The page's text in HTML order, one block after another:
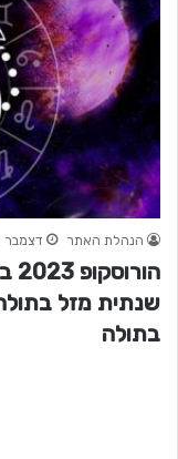
הנהלת האתר דצמבר 18, 2022
בתולה